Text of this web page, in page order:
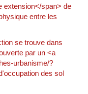
extension</span> de
entre les
se trouve dans
par un <a
urbanisme/?
des sol